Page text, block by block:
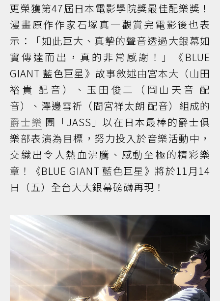
更榮獲第47屆日本電影學院獎最佳配樂獎！
漫畫原作作家石塚真一觀賞完電影後也表
示：「如此巨大、真摯的聲音透過大銀幕如
實傳達而出，真的非常感謝！」《BLUE
GIANT 藍色巨星》故事敘述由宮本大（山田
裕貴 配音）、玉田俊二（岡山天音 配
音）、澤邊雪祈（間宮祥太朗 配音）組成的
爵士樂 團「JASS」以在日本最棒的爵士俱
樂部表演為目標，努力投入於音樂活動中，
交織出令人熱血沸騰、感動至極的精彩樂
章！《BLUE GIANT 藍色巨星》將於11月14
日（五）全台大大銀幕磅礴再現！